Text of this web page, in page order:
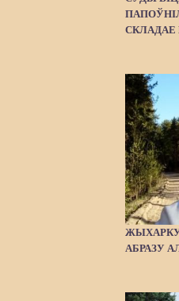
СКЛАДАЕ
ЖЫХАРКУ
АБРАЗУ